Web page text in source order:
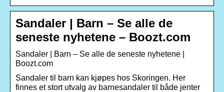
Sandaler | Barn – Se alle de
seneste nyhetene – Boozt.com
Sandaler | Barn – Se alle de seneste nyhetene |
Boozt.com
Sandaler til barn kan kjøpes hos Skoringen. Her
finnes et stort utvalg av barnesandaler til både jenter